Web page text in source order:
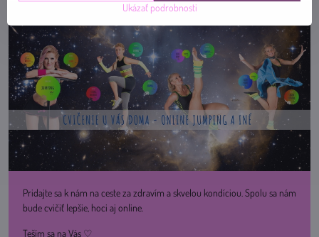
Pridajte sa k nám na ceste za zdravím a skvelou kondíciou. Spolu sa nám
bude cvičiť lepšie, hoci aj online.
Teším sa na Vás ♡
Ukázať podrobnosti